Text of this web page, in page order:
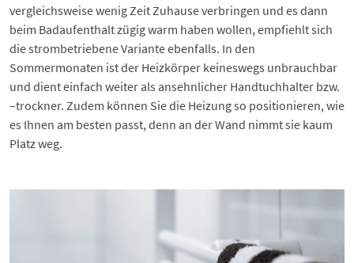
vergleichsweise wenig Zeit Zuhause verbringen und es dann
beim Badaufenthalt zügig warm haben wollen, empfiehlt sich
die strombetriebene Variante ebenfalls. In den
Sommermonaten ist der Heizkörper keineswegs unbrauchbar
und dient einfach weiter als ansehnlicher Handtuchhalter bzw.
–trockner. Zudem können Sie die Heizung so positionieren, wie
es Ihnen am besten passt, denn an der Wand nimmt sie kaum
Platz weg.